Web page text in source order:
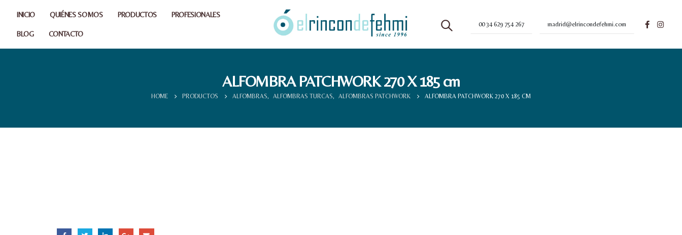
INICIO QUIÉNES SOMOS PRODUCTOS PROFESIONALES
BLOG CONTACTO
00 34 629 754 267 madrid@elrincondefehmi.com
ALFOMBRA PATCHWORK 270 X 185 cm
HOME PRODUCTOS ALFOMBRAS, ALFOMBRAS TURCAS, ALFOMBRAS PATCHWORK ALFOMBRA PATCHWORK 270 X 185 CM